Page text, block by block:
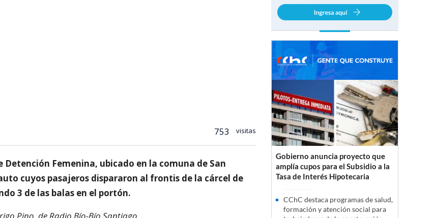
753 visitas
Detención Femenina, ubicado en la comuna de San
cuyos pasajeros dispararon al frontis de la cárcel de
3 de las balas en el portón.
Pino, de Radio Bío-Bío Santiago.
Gobierno anuncia proyecto que
amplía cupos para el Subsidio a la
Tasa de Interés Hipotecaria
CChC destaca programas de salud,
formación y atención social para